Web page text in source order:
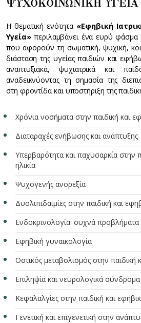
ΨΥΧΟΚΟΙΝΩΝΙΚΗ ΥΓΕΙΑ
Η θεματική ενότητα «Εφηβική
Υγεία»περιλαμβάνει ένα ευρύ φάσμα
που αφορούν τη σωματική, ψυχική,
διάσταση της υγείας παιδιών και
αναπτυξιακά, ψυχιατρικά και
αναδεικνύοντας τη σημασία της
στη φροντίδα και υποστήριξη της
Χρόνια νοσήματα στην παιδική και
Διαταραχές ενήβωσης και ανάπτυξης
Υπερβαρότητα και παχυσαρκία στην
ηλικία
Ψυχογενής ανορεξία
Δυσλιπιδαιμίες στην παιδική και
Ενδοκρινολογία: συχνά
Εφηβική γυναικολογία
Οστικός μεταβολισμός στην παιδική
Επιληψία και νευρολογικά σύνδρομα
Κεφαλαλγίες στην παιδική και
Γενετική και επιγενετική στην